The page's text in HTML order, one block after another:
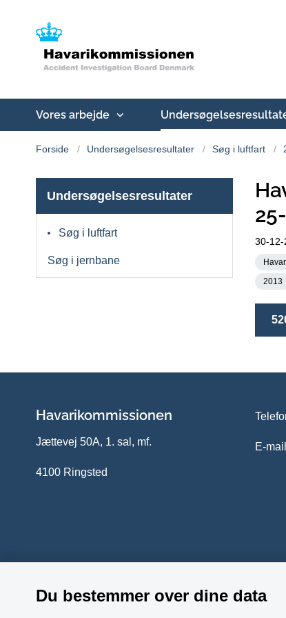
Vores arbejde
Forside Undersøgelsesresultater Søg i luftfart
Undersøgelsesresultater
Søg i luftfart
Søg i jernbane
30-12-
2013
Havarikommissionen
Jættevej 50A, 1. sal, mf.
4100 Ringsted
E-
Du bestemmer over dine data